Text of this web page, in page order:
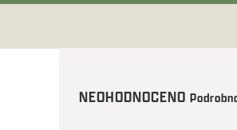
Průměrné
NEOHODNOCENO